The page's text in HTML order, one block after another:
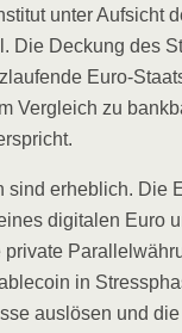
unter Auf­sicht
Die Deckung des
Euro-
Ver­gleich zu
sind erheb­lich. Die
digi­ta­len Euro
pri­va­te
in
aus­lö­sen und